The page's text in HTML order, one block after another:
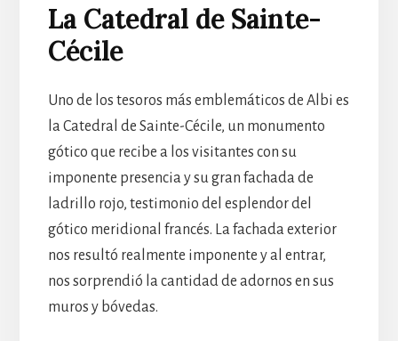
La Catedral de Sainte-
Cécile
Uno de los tesoros más emblemáticos de Albi es
la Catedral de Sainte-Cécile, un monumento
gótico que recibe a los visitantes con su
imponente presencia y su gran fachada de
ladrillo rojo, testimonio del esplendor del
gótico meridional francés. La fachada exterior
nos resultó realmente imponente y al entrar,
nos sorprendió la cantidad de adornos en sus
muros y bóvedas.